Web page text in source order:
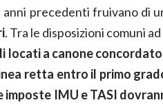
anni precedenti fruivano di
. Tra le disposizioni comuni
locati a canone concordato
retta entro il primo
imposte IMU e TASI